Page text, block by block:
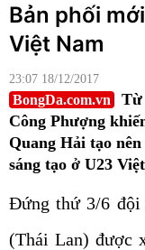
Bản phối
Việt Nam
23:07 18/12/2017
BongDa.com.vn
Từ
Công Phượng
Quang Hải tạo
sáng tạo ở U23
Đứng thứ 3/6 đội
(Thái Lan) được